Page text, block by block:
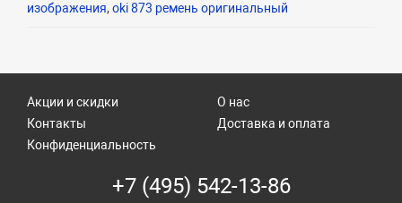
изображения, oki 873 ремень оригинальный
Акции и скидки
Контакты
О нас
Доставка и оплата
Конфиденциальность
+7 (495) 542-13-86